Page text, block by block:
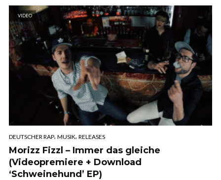
VIDEO
DEUTSCHER RAP, MUSIK, RELEASES
Morizz Fizzl – Immer das gleiche
(Videopremiere + Download
‘Schweinehund’ EP)